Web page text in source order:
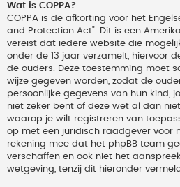
Wat is COPPA?
COPPA is de afkorting voor het
and Protection Act". Dit is een
vereist dat iedere website die
onder de 13 jaar verzamelt, hiervoor
de ouders. Deze toestemming moet
wijze gegeven worden, zodat de
persoonlijke gegevens van hun kind,
niet zeker bent of deze wet al dan
waarop je wilt registreren van
op met een juridisch raadgever voor
rekening mee dat het phpBB team
verschaffen en ook niet het
wetgeving, tenzij dit hieronder